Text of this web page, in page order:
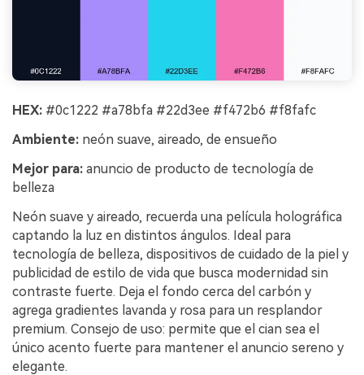
HEX: #0c1222 #a78bfa #22d3ee #f472b6 #f8fafc
Ambiente: neón suave, aireado, de ensueño
Mejor para: anuncio de producto de tecnología de
belleza
Neón suave y aireado, recuerda una película holográfica
captando la luz en distintos ángulos. Ideal para
tecnología de belleza, dispositivos de cuidado de la piel y
publicidad de estilo de vida que busca modernidad sin
contraste fuerte. Deja el fondo cerca del carbón y
agrega gradientes lavanda y rosa para un resplandor
premium. Consejo de uso: permite que el cian sea el
único acento fuerte para mantener el anuncio sereno y
elegante.